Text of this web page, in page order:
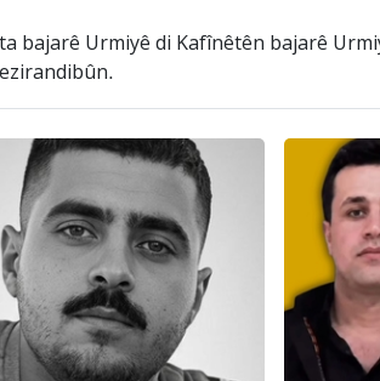
bajarê Urmiyê di Kafînêtên bajarê